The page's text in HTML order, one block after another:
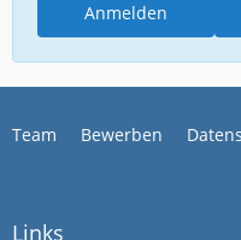
Anmelden
Team Bewerben
Links